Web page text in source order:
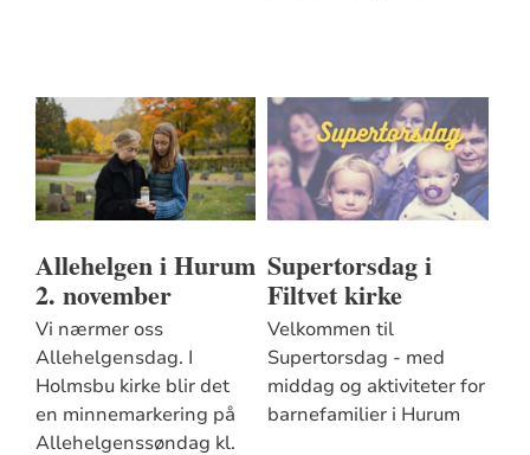
Allehelgen i Hurum
2. november
Vi nærmer oss
Allehelgensdag. I
Holmsbu kirke blir det
en minnemarkering på
Allehelgenssøndag kl.
Supertorsdag i
Filtvet kirke
Velkommen til
Supertorsdag - med
middag og aktiviteter for
barnefamilier i Hurum